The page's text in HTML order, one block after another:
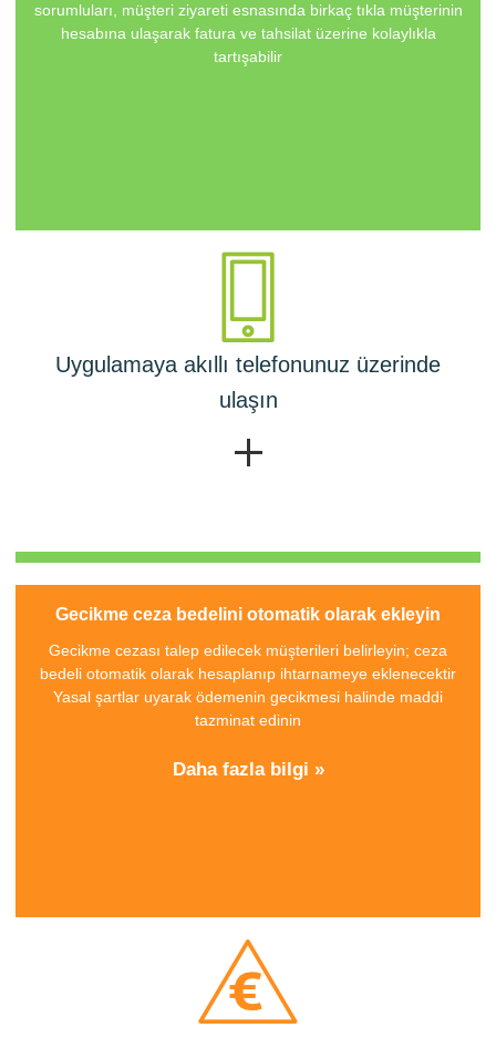
sorumluları, müşteri ziyareti esnasında birkaç tıkla müşterinin
hesabına ulaşarak fatura ve tahsilat üzerine kolaylıkla
tartışabilir
Uygulamaya akıllı telefonunuz üzerinde
ulaşın
Gecikme ceza bedelini otomatik olarak ekleyin
Gecikme cezası talep edilecek müşterileri belirleyin; ceza
bedeli otomatik olarak hesaplanıp ihtarnameye eklenecektir
Yasal şartlar uyarak ödemenin gecikmesi halinde maddi
tazminat edinin
Daha fazla bilgi »